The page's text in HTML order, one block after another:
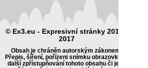
© Ex3.eu - Expresivní stránky 2014 -
2017
Obsah je chráněn autorským zákonem.
Přepis, šíření, pořízeni snímku obrazovky či
další zpřístupňování tohoto obsahu či jeho